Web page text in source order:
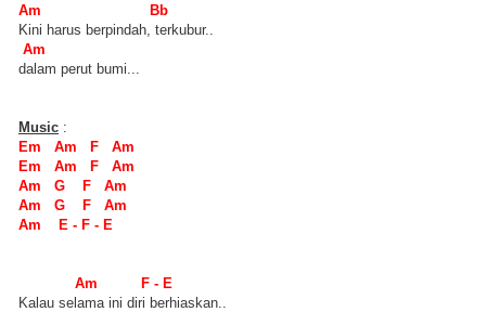
Am Bb
Kini harus berpindah, terkubur..
Am
dalam perut bumi...
Music :
Em Am F Am
Em Am F Am
Am G F Am
Am G F Am
Am E - F - E
Am F - E
Kalau selama ini diri berhiaskan..